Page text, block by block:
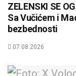
ZELENSKI SE
Sa Vučićem i
bezbednosti
07.08.2026